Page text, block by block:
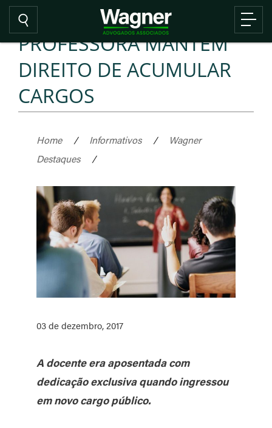
PROFESSORA MANTÉM
DIREITO DE ACUMULAR
CARGOS
Home / Informativos /
Wagner
Destaques
/
03 de dezembro, 2017
A docente era aposentada com
dedicação exclusiva quando ingressou
em novo cargo público.